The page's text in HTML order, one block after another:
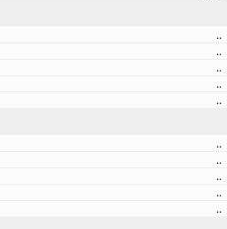
..
..
..
..
..
..
..
..
..
..